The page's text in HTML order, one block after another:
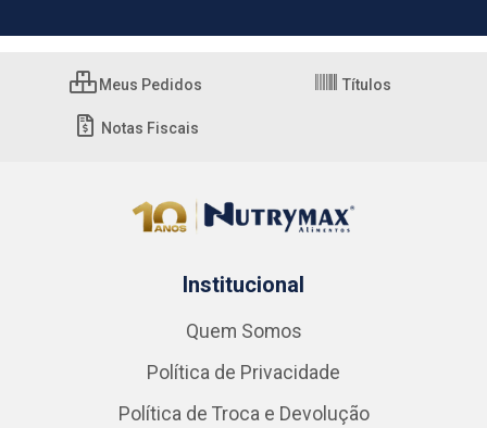
Meus Pedidos Títulos
Notas Fiscais
Institucional
Quem Somos
Política de Privacidade
Política de Troca e Devolução